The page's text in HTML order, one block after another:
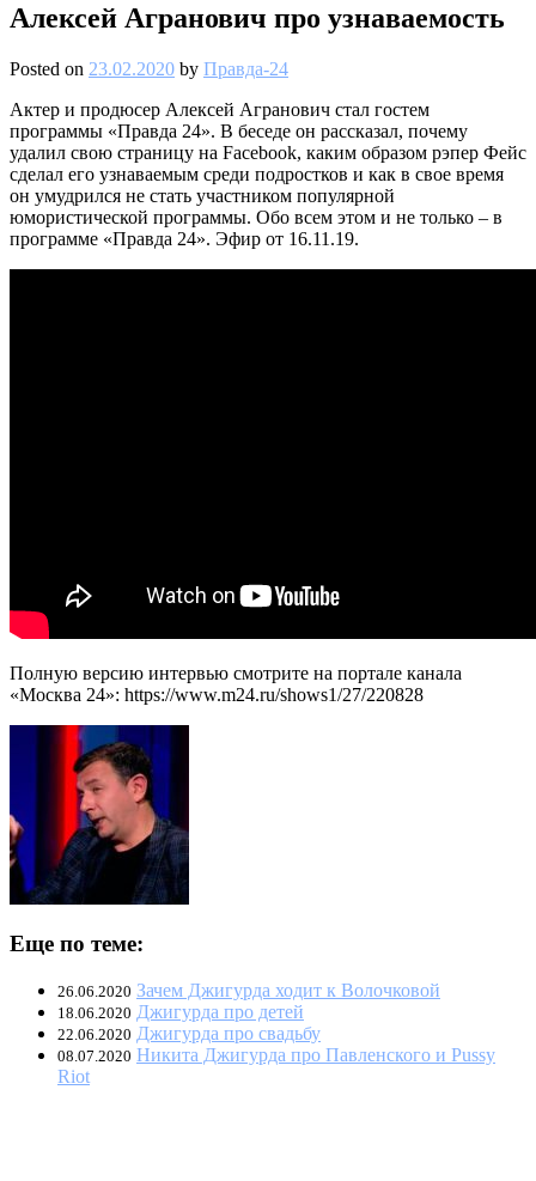
Алексей Агранович про узнаваемость
Posted on 23.02.2020 by Правда-24
Актер и продюсер Алексей Агранович стал гостем
программы «Правда 24». В беседе он рассказал, почему
удалил свою страницу на Facebook, каким образом рэпер Фейс
сделал его узнаваемым среди подростков и как в свое время
он умудрился не стать участником популярной
юмористической программы. Обо всем этом и не только – в
программе «Правда 24». Эфир от 16.11.19.
Полную версию интервью смотрите на портале канала
«Москва 24»: https://www.m24.ru/shows1/27/220828
Еще по теме:
26.06.2020 Зачем Джигурда ходит к Волочковой
18.06.2020 Джигурда про детей
22.06.2020 Джигурда про свадьбу
08.07.2020 Никита Джигурда про Павленского и Pussy
Riot